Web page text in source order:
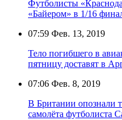
Футболисты
«Байером» в 1/16
07:59 Фев. 13, 2019
Тело погибшего в
пятницу доставят в
07:06 Фев. 8, 2019
В Британии опознали
самолёта футболиста